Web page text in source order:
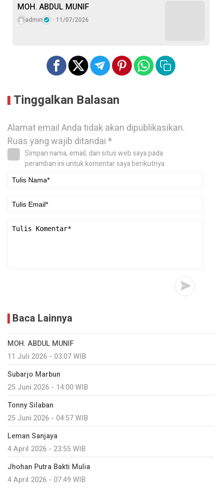
MOH. ABDUL MUNIF
admin 11/07/2026
Tinggalkan Balasan
Alamat email Anda tidak akan dipublikasikan.
Ruas yang wajib ditandai*
Simpan nama, email, dan situs web saya pada
peramban ini untuk komentar saya berikutnya.
Baca Lainnya
MOH. ABDUL MUNIF
11 Juli 2026 - 03:07 WIB
Subarjo Marbun
25 Juni 2026 - 14:00 WIB
Tonny Silaban
25 Juni 2026 - 04:57 WIB
Leman Sanjaya
4 April 2026 - 23:55 WIB
Jhohan Putra Bakti Mulia
4 April 2026 - 07:49 WIB